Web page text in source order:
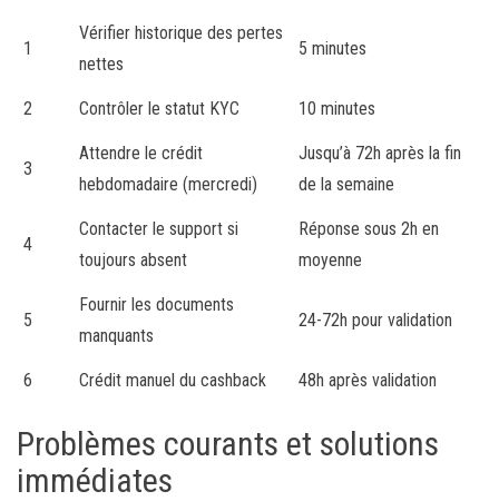
1
Vérifier historique des pertes
nettes
5 minutes
2 Contrôler le statut KYC 10 minutes
3
Attendre le crédit
hebdomadaire (mercredi)
Jusqu’à 72h après la fin
de la semaine
4
Contacter le support si
toujours absent
Réponse sous 2h en
moyenne
5
Fournir les documents
manquants
24-72h pour validation
6 Crédit manuel du cashback 48h après validation
Problèmes courants et solutions
immédiates